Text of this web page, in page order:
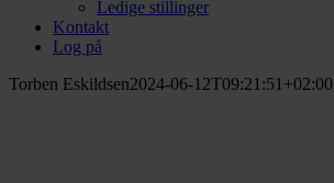
Ledige stillinger
Kontakt
Log på
Torben Eskildsen2024-06-12T09:21:51+02:00